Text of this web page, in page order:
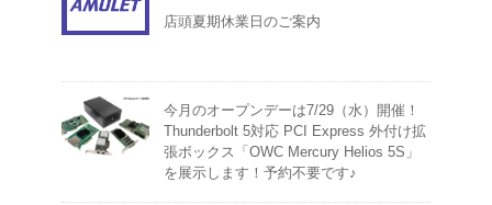
店頭夏期休業日のご案内
今月のオープンデーは7/29（水）開催！
Thunderbolt 5対応 PCI Express 外付け拡
張ボックス「OWC Mercury Helios 5S」
を展示します！予約不要です♪